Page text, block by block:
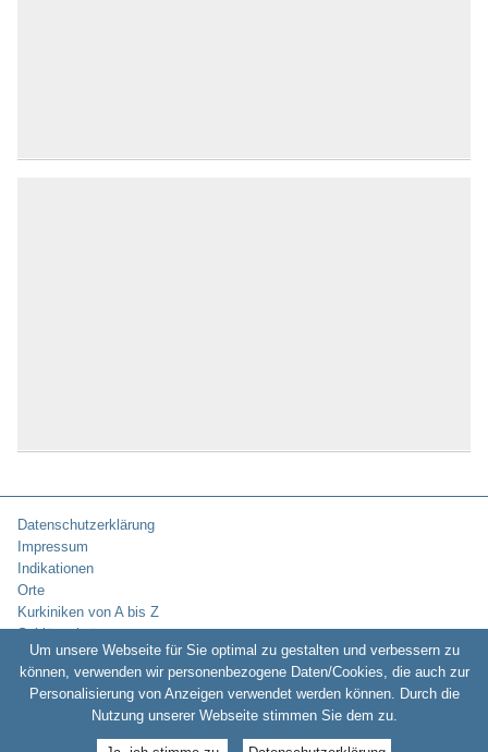
Datenschutzerklärung
Impressum
Indikationen
Orte
Kurkiniken von A bis Z
Schlüsselwörter
Copyright © 2010-2026: Kurklinikverzeichnis.de -
Um unsere Webseite für Sie optimal zu gestalten und verbessern zu
können, verwenden wir personenbezogene Daten/Cookies, die auch zur
Personalisierung von Anzeigen verwendet werden können. Durch die
Nutzung unserer Webseite stimmen Sie dem zu.